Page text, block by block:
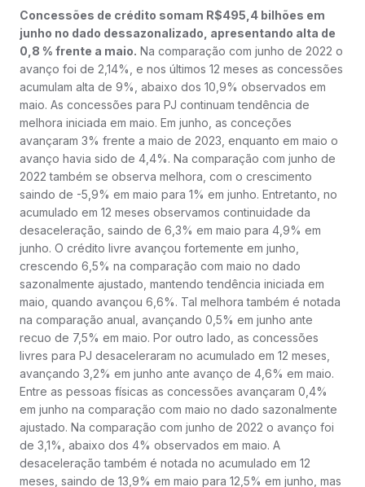
Concessões de crédito somam R$495,4 bilhões em
junho no dado dessazonalizado, apresentando alta de
0,8 % frente a maio. Na comparação com junho de 2022 o
avanço foi de 2,14%, e nos últimos 12 meses as concessões
acumulam alta de 9%, abaixo dos 10,9% observados em
maio. As concessões para PJ continuam tendência de
melhora iniciada em maio. Em junho, as conceções
avançaram 3% frente a maio de 2023, enquanto em maio o
avanço havia sido de 4,4%. Na comparação com junho de
2022 também se observa melhora, com o crescimento
saindo de -5,9% em maio para 1% em junho. Entretanto, no
acumulado em 12 meses observamos continuidade da
desaceleração, saindo de 6,3% em maio para 4,9% em
junho. O crédito livre avançou fortemente em junho,
crescendo 6,5% na comparação com maio no dado
sazonalmente ajustado, mantendo tendência iniciada em
maio, quando avançou 6,6%. Tal melhora também é notada
na comparação anual, avançando 0,5% em junho ante
recuo de 7,5% em maio. Por outro lado, as concessões
livres para PJ desaceleraram no acumulado em 12 meses,
avançando 3,2% em junho ante avanço de 4,6% em maio.
Entre as pessoas físicas as concessões avançaram 0,4%
em junho na comparação com maio no dado sazonalmente
ajustado. Na comparação com junho de 2022 o avanço foi
de 3,1%, abaixo dos 4% observados em maio. A
desaceleração também é notada no acumulado em 12
meses, saindo de 13,9% em maio para 12,5% em junho, mas